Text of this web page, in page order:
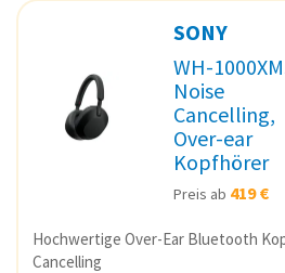
SONY
WH-
Noise
Cancelling,
Over-ear
Kopfhörer
Preis ab 419 €
Hochwertige Over-Ear Bluetooth
Cancelling